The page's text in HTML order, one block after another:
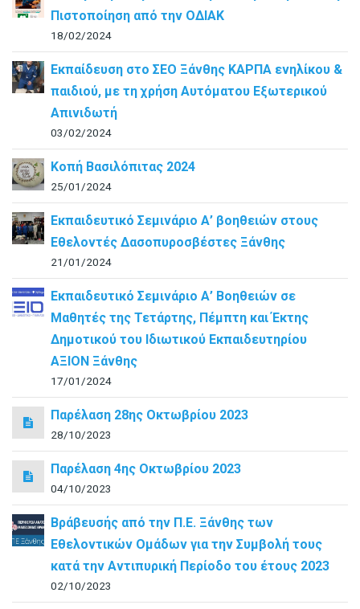
Πιστοποίηση από την ΟΔΙΑΚ
18/02/2024
Εκπαίδευση στο ΣΕΟ Ξάνθης ΚΑΡΠΑ ενηλίκου &
παιδιού, με τη χρήση Αυτόματου Εξωτερικού
Απινιδωτή
03/02/2024
Κοπή Βασιλόπιτας 2024
25/01/2024
Εκπαιδευτικό Σεμινάριο Α’ βοηθειών στους
Εθελοντές Δασοπυροσβέστες Ξάνθης
21/01/2024
Εκπαιδευτικό Σεμινάριο Α’ Βοηθειών σε
Μαθητές της Τετάρτης, Πέμπτη και Έκτης
Δημοτικού του Ιδιωτικού Εκπαιδευτηρίου
ΑΞΙΟΝ Ξάνθης
17/01/2024
Παρέλαση 28ης Οκτωβρίου 2023
28/10/2023
Παρέλαση 4ης Οκτωβρίου 2023
04/10/2023
Βράβευσής από την Π.Ε. Ξάνθης των
Εθελοντικών Ομάδων για την Συμβολή τους
κατά την Αντιπυρική Περίοδο του έτους 2023
02/10/2023